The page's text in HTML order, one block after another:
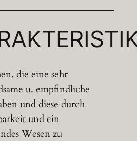
die eine sehr
u. empfindliche
und diese durch
und ein
Wesen zu